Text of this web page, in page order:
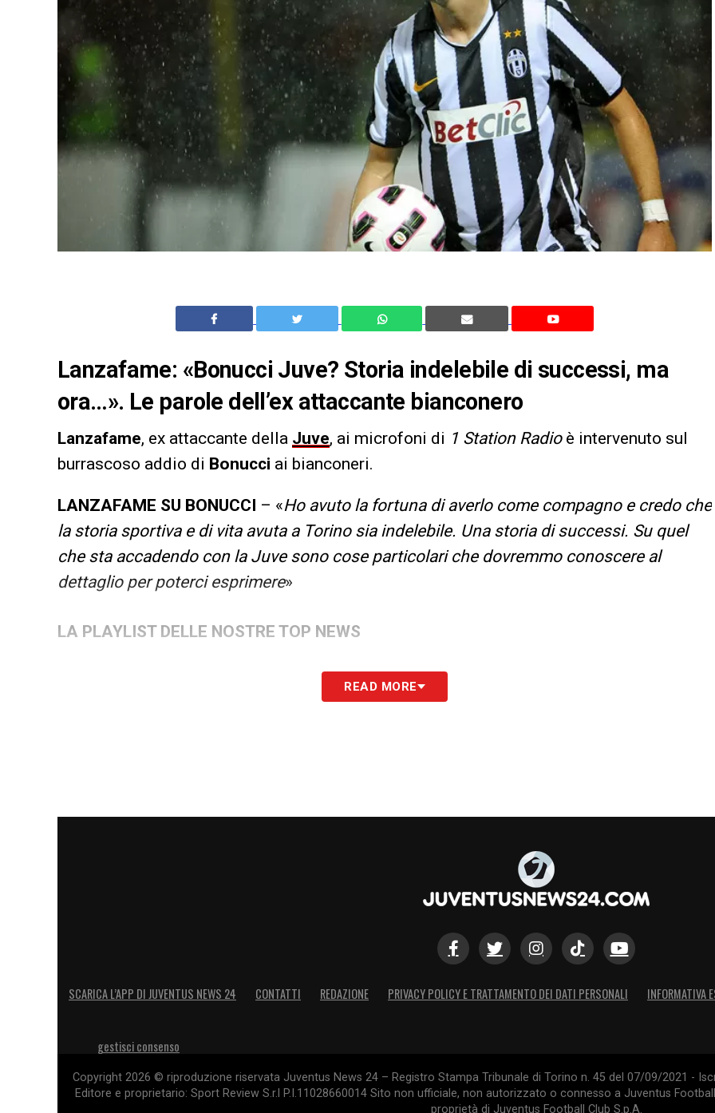
Lanzafame: «Bonucci Juve? Storia indelebile di successi, ma
ora…». Le parole dell’ex attaccante bianconero
Lanzafame, ex attaccante della Juve, ai microfoni di 1 Station Radioè intervenuto sul
burrascoso addio di Bonucci ai bianconeri.
LANZAFAME SU BONUCCI – «Ho avuto la fortuna di averlo come compagno e credo che
la storia sportiva e di vita avuta a Torino sia indelebile. Una storia di successi. Su quel
che sta accadendo con la Juve sono cose particolari che dovremmo conoscere al
dettaglio per poterci esprimere»
LA PLAYLIST DELLE NOSTRE TOP NEWS
READ MORE
SCARICA L’APP DI JUVENTUS NEWS 24 CONTATTI REDAZIONE PRIVACY POLICY E TRATTAMENTO DEI DATI PERSONALI INFORMATIVA
gestisci consenso
Copyright 2026 © riproduzione riservata Juventus News 24 – Registro Stampa Tribunale di Torino n. 45 del 07/09/2021 -
Editore e proprietario: Sport Review S.r.l P.I.11028660014 Sito non ufficiale, non autorizzato o connesso a Juventus
proprietà di Juventus Football Club S.p.A.